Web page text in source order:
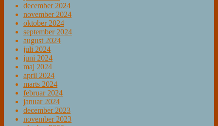
december 2024
november 2024
oktober 2024
september 2024
august 2024
juli 2024
juni 2024
maj 2024
april 2024
marts 2024
februar 2024
januar 2024
december 2023
november 2023